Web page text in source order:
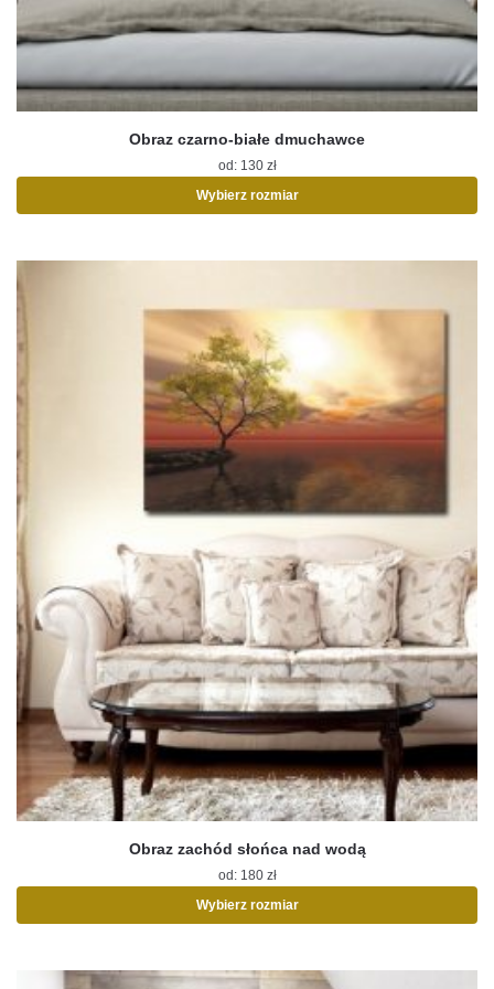
Obraz czarno-białe dmuchawce
od: 130 zł
Wybierz rozmiar
wariantów.
Opcje
można
wybrać
na
stronie
produktu
Obraz zachód słońca nad wodą
od: 180 zł
Wybierz rozmiar
ma